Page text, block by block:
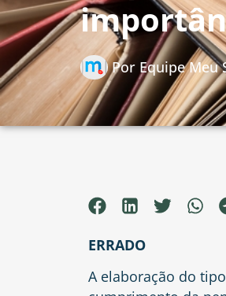
Por Equipe Meu
ERRADO
A elaboração do